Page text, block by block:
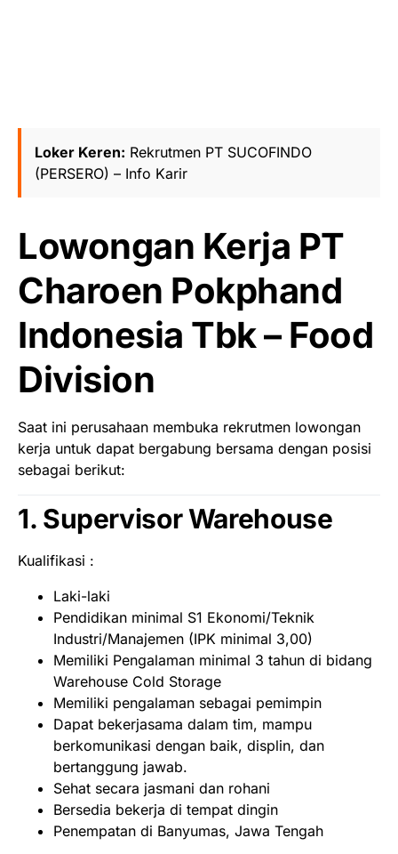
Loker Keren: Rekrutmen PT SUCOFINDO
(PERSERO) – Info Karir
Lowongan Kerja PT
Charoen Pokphand
Indonesia Tbk – Food
Division
Saat ini perusahaan membuka rekrutmen lowongan
kerja untuk dapat bergabung bersama dengan posisi
sebagai berikut:
1. Supervisor Warehouse
Kualifikasi :
Laki-laki
Pendidikan minimal S1 Ekonomi/Teknik
Industri/Manajemen (IPK minimal 3,00)
Memiliki Pengalaman minimal 3 tahun di bidang
Warehouse Cold Storage
Memiliki pengalaman sebagai pemimpin
Dapat bekerjasama dalam tim, mampu
berkomunikasi dengan baik, displin, dan
bertanggung jawab.
Sehat secara jasmani dan rohani
Bersedia bekerja di tempat dingin
Penempatan di Banyumas, Jawa Tengah